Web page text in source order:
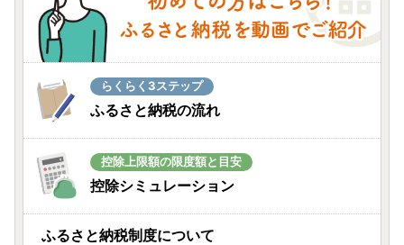
らくらく3ステップ
ふるさと納税の流れ
控除上限額の限度額と目安
控除シミュレーション
ふるさと納税制度について